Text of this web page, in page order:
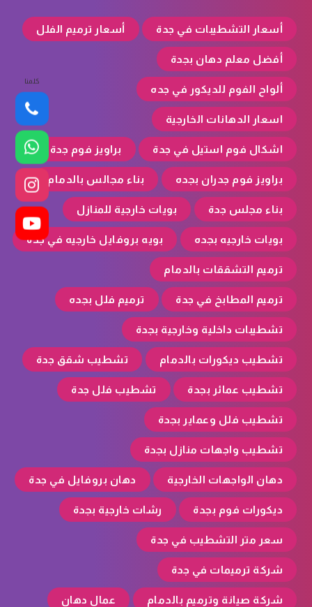
أسعار التشطيبات في جدة أسعار ترميم الفلل
أفضل معلم دهان بجدة
ألواح الفوم للديكور في جده
اسعار الدهانات الخارجية
اشكال فوم استيل في جدة براويز فوم جدة
براويز فوم جدران بجده بناء مجالس بالدمام
بناء مجلس جدة بويات خارجية للمنازل
بويات خارجيه بجده بويه بروفايل خارجيه في جدة
ترميم التشققات بالدمام
ترميم المطابخ في جدة ترميم فلل بجده
تشطيبات داخلية وخارجية بجدة
تشطيب ديكورات بالدمام تشطيب شقق جدة
تشطيب عمائر بجدة تشطيب فلل جدة
تشطيب فلل وعماير بجدة
تشطيب واجهات منازل بجدة
دهان الواجهات الخارجية دهان بروفايل في جدة
ديكورات فوم بجدة رشات خارجية بجدة
سعر متر التشطيب في جدة
شركة ترميمات في جدة
شركة صيانة وترميم بالدمام عمال دهان
كلمنا